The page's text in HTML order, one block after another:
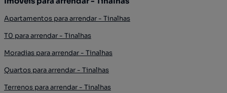
Apartamentos para arrendar - Tinalhas
T0 para arrendar - Tinalhas
Moradias para arrendar - Tinalhas
Quartos para arrendar - Tinalhas
Terrenos para arrendar - Tinalhas